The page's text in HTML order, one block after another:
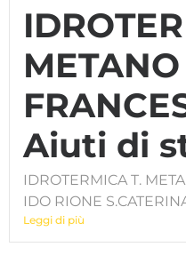
Aiuti di
IDROTERMICA T.
IDO RIONE
Leggi di più